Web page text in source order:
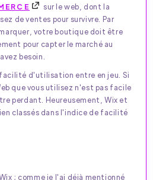
sur le web, dont la
de ventes pour survivre. Par
votre boutique doit être
pour capter le marché au
besoin.
d'utilisation entre en jeu. Si
que vous utilisez n'est pas facile
perdant. Heureusement, Wix et
classés dans l'indice de facilité
; comme je l'ai déjà mentionné